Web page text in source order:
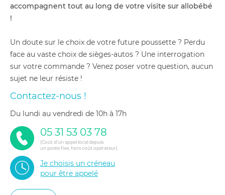
accompagnent tout au long de votre visite sur allobébé
!
Un doute sur le choix de votre future poussette ? Perdu
face au vaste choix de sièges-autos ? Une interrogation
sur votre commande ? Venez poser votre question, aucun
sujet ne leur résiste !
Contactez-nous !
du lundi au vendredi de 10h à 17h
05 31 53 03 78
(Coût d'un appel local depuis
un poste fixe, hors coût opérateur)
Je choisis un créneau
pour être appelé